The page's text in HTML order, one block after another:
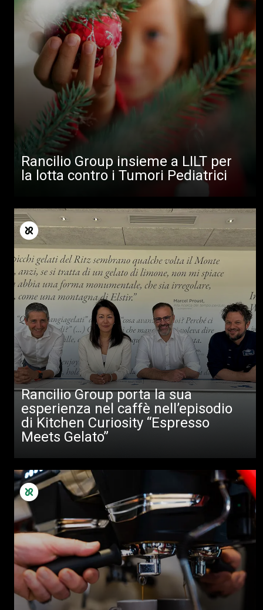
Rancilio Group insieme a LILT per
la lotta contro i Tumori Pediatrici
Rancilio Group porta la sua
esperienza nel caffè nell’episodio
di Kitchen Curiosity “Espresso
Meets Gelato”